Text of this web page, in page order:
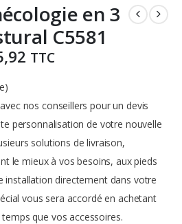
en 3
C5581
TTC
nos conseillers pour un devis
personnalisation de votre nouvelle
solutions de livraison,
le mieux à vos besoins, aux pieds
installation directement dans votre
vous sera accordé en achetant
que vos accessoires.